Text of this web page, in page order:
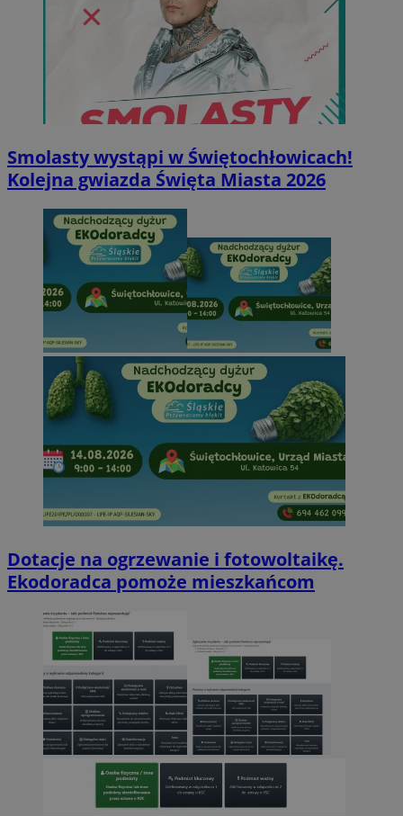
Smolasty wystąpi w Świętochłowicach!
Kolejna gwiazda Święta Miasta 2026
Dotacje na ogrzewanie i fotowoltaikę.
Ekodoradca pomoże mieszkańcom